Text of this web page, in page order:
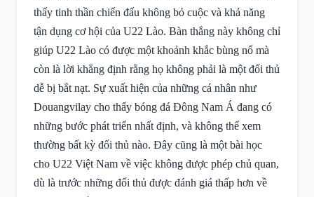
thấy tinh thần chiến đấu không bỏ cuộc và khả năng
tận dụng cơ hội của U22 Lào. Bàn thắng này không chỉ
giúp U22 Lào có được một khoảnh khắc bùng nổ mà
còn là lời khẳng định rằng họ không phải là một đối thủ
dễ bị bắt nạt. Sự xuất hiện của những cá nhân như
Douangvilay cho thấy bóng đá Đông Nam Á đang có
những bước phát triển nhất định, và không thể xem
thường bất kỳ đối thủ nào. Đây cũng là một bài học
cho U22 Việt Nam về việc không được phép chủ quan,
dù là trước những đối thủ được đánh giá thấp hơn về